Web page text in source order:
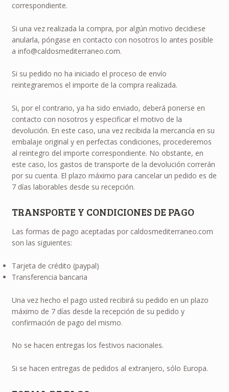
correspondiente.
Si una vez realizada la compra, por algún motivo decidiese
anularla, póngase en contacto con nosotros lo antes posible
a info@caldosmediterraneo.com.
Si su pedido no ha iniciado el proceso de envío
reintegraremos el importe de la compra realizada.
Si, por el contrario, ya ha sido enviado, deberá ponerse en
contacto con nosotros y especificar el motivo de la
devolución. En este caso, una vez recibida la mercancía en su
embalaje original y en perfectas condiciones, procederemos
al reintegro del importe correspondiente. No obstante, en
este caso, los gastos de transporte de la devolución correrán
por su cuenta. El plazo máximo para cancelar un pedido es de
7 días laborables desde su recepción.
TRANSPORTE Y CONDICIONES DE PAGO
Las formas de pago aceptadas por caldosmediterraneo.com
son las siguientes:
Tarjeta de crédito (paypal)
Transferencia bancaria
Una vez hecho el pago usted recibirá su pedido en un plazo
máximo de 7 días desde la recepción de su pedido y
confirmación de pago del mismo.
No se hacen entregas los festivos nacionales.
Si se hacen entregas de pedidos al extranjero, sólo Europa.